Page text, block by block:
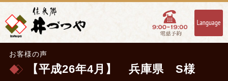
お客様の声
【平成26年4月】 兵庫県 S様